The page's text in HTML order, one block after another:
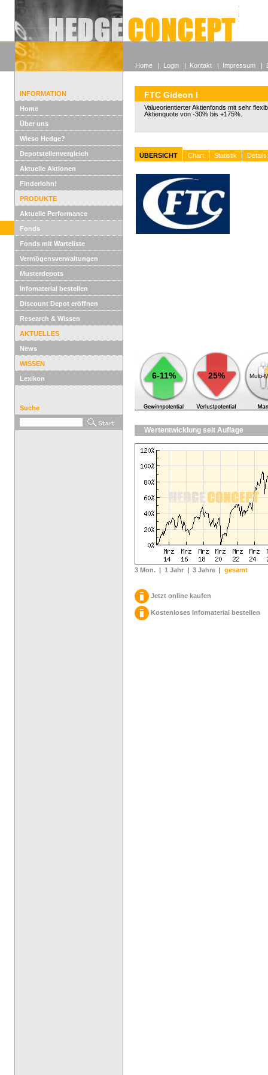
Alle
Wieso
INFORMATION
Home
Über uns
Wieso Hedge?
Depotstellenvergleich
Aktuelle Aktionen
Finderlohn!
PRODUKTE
Aktuelle Performance
Fonds
Fonds mit Warteliste
Vermögensverwaltungen
Musterdepots
Infomaterial bestellen
Discount Depot eröffnen
Research & Wissen
AKTUELLES
News
WISSEN
Lexikon
Suche
FTC Gideon I
Valueorientierter Aktienfonds mit sehr
Aktienquote von -30% bis +175%.
ÜBERSICHT Chart Statistik Details
6-11% 25% Multi-
Wertentwicklung seit Auflage
3 Mon. | 1 Jahr | 3 Jahre | gesamt
Jetzt online kaufen
Kostenloses Infomaterial bestellen
Home | Login | Kontakt | Impressum |